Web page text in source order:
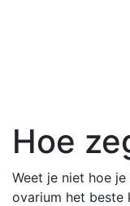
Hoe
Weet je niet hoe
ovarium het beste